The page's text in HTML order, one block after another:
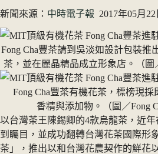
新聞來源： 中時電子報 2017年05月
Fong Cha豐茶請到吳淡如設計包裝推
茶，並在麗晶精品成立形象店。（圖
Fong Cha豐茶有機花茶，標榜現採
香精與添加物。（圖／Fong
以台灣茶王陳錫卿的4款烏龍茶，近
到矚目，並成功翻轉台灣花茶國際形
茶」，推出以和台灣花農契作的鮮花